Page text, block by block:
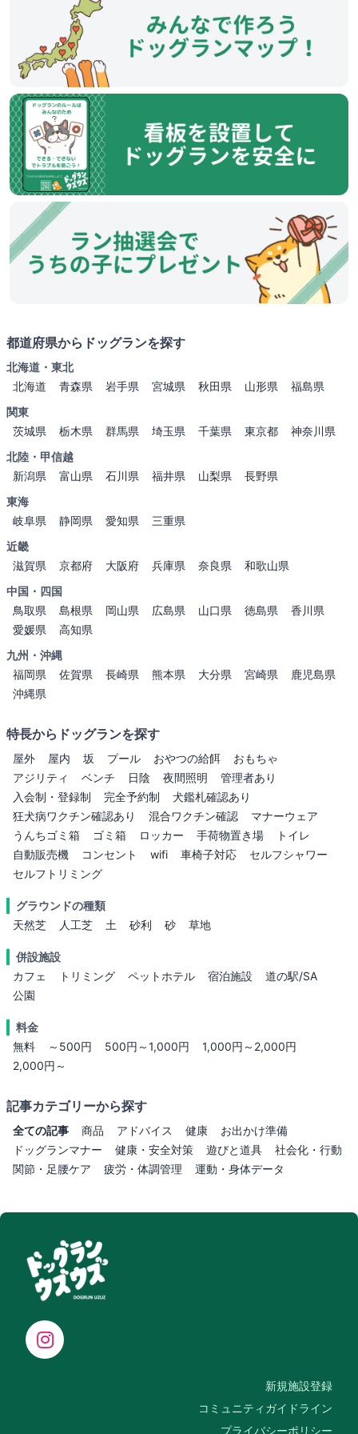
都道府県からドッグランを探す
北海道・東北
北海道
青森県 岩手県 宮城県 秋田県 山形県
福島県
関東
茨城県
栃木県 群馬県 埼玉県 千葉県 東京都
神奈川県
北陸・甲信越
新潟県
富山県 石川県 福井県 山梨県
長野県
東海
岐阜県
静岡県 愛知県
三重県
近畿
滋賀県
京都府 大阪府 兵庫県 奈良県
和歌山県
中国・四国
鳥取県
島根県 岡山県 広島県 山口県 徳島県
香川県
愛媛県
高知県
九州・沖縄
福岡県
佐賀県 長崎県 熊本県 大分県 宮崎県
鹿児島県
沖縄県
特長からドッグランを探す
屋外 屋内 坂 プール おやつの給餌
おもちゃ
アジリティ
ベンチ 日陰 夜間照明
管理者あり
入会制・登録制
完全予約制
犬鑑札確認あり
狂犬病ワクチン確認あり
混合ワクチン確認
マナーウェア
うんちゴミ箱
ゴミ箱 ロッカー 手荷物置き場
トイレ
自動販売機
コンセント wifi 車椅子対応
セルフシャワー
セルフトリミング
グラウンドの種類
天然芝
人工芝 土 砂利 砂 草地
併設施設
カフェ
トリミング ペットホテル 宿泊施設
道の駅/SA
公園
料金
無料
～500円 500円～1,000円
1,000円～2,000円
2,000円～
記事カテゴリーから探す
全ての記事 商品 アドバイス 健康
お出かけ準備
ドッグランマナー
健康・安全対策 遊びと道具
社会化・行動
関節・足腰ケア
疲労・体調管理 運動・身体データ
新規施設登録
コミュニティガイドライン
プライバシーポリシー